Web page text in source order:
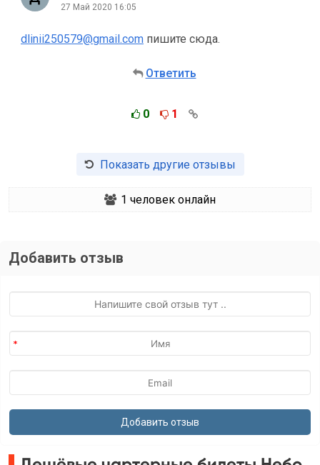
27 Май 2020 16:05
dlinii250579@gmail.com пишите сюда.
Ответить
0 1
Показать другие отзывы
1 человек онлайн
Добавить отзыв